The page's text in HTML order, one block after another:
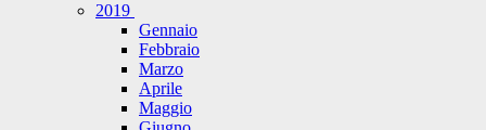
2019
Gennaio
Febbraio
Marzo
Aprile
Maggio